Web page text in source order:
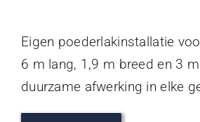
Eigen poederlakinstallatie
6 m lang, 1,9 m breed en 3
duurzame afwerking in elke